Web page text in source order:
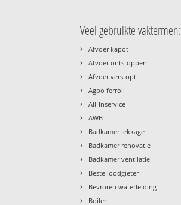
Veel gebruikte vaktermen:
› Afvoer kapot
› Afvoer ontstoppen
› Afvoer verstopt
› Agpo ferroli
› All-Inservice
› AWB
› Badkamer lekkage
› Badkamer renovatie
› Badkamer ventilatie
› Beste loodgieter
› Bevroren waterleiding
› Boiler